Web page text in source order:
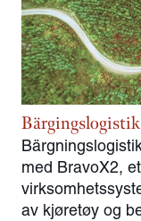
Bärgingslogistik
med BravoX2,
av kjøretøy og